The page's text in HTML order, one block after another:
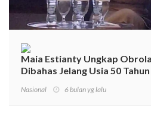
Maia Estianty Ungkap
Dibahas Jelang Usia 50 Tahun
Nasional 6 bulan yg lalu